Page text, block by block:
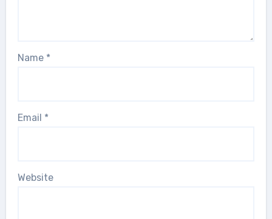
Name *
Email *
Website